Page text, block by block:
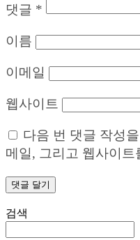
댓글 *
이름
이메일
웹사이트
다음 번 댓글 작성
메일, 그리고 웹사이트
검색